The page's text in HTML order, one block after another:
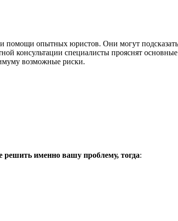
опытных юристов. Они могут
консультации специалисты прояснят
возможные риски.
именно вашу проблему, тогда: